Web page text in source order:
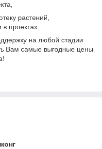
растений,
в проектах
на любой стадии
Вам самые выгодные цены